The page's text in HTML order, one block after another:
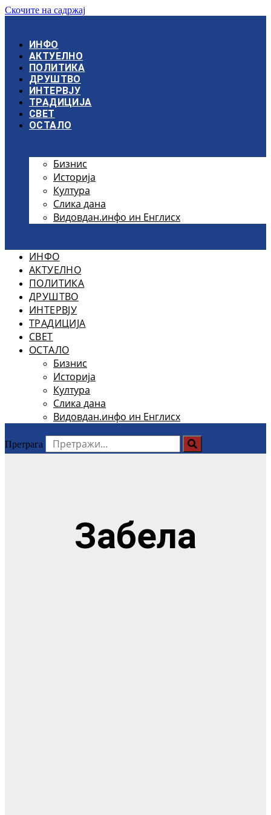
Скочите на садржај
ИНФО
АКТУЕЛНО
ПОЛИТИКА
ДРУШТВО
ИНТЕРВЈУ
ТРАДИЦИЈА
СВЕТ
ОСТАЛО
Бизнис
Историја
Култура
Слика дана
Видовдан.инфо ин Енглисх
ИНФО
АКТУЕЛНО
ПОЛИТИКА
ДРУШТВО
ИНТЕРВЈУ
ТРАДИЦИЈА
СВЕТ
ОСТАЛО
Бизнис
Историја
Култура
Слика дана
Видовдан.инфо ин Енглисх
Претрага
Забела